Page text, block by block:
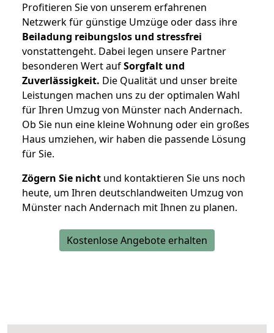
Profitieren Sie von unserem erfahrenen
Netzwerk für günstige Umzüge oder dass ihre
Beiladung reibungslos und stressfrei
vonstattengeht. Dabei legen unsere Partner
besonderen Wert aufSorgfalt und
Zuverlässigkeit. Die Qualität und unser breite
Leistungen machen uns zu der optimalen Wahl
für Ihren Umzug von Münster nach Andernach.
Ob Sie nun eine kleine Wohnung oder ein großes
Haus umziehen, wir haben die passende Lösung
für Sie.
Zögern Sie nicht und kontaktieren Sie uns noch
heute, um Ihren deutschlandweiten Umzug von
Münster nach Andernach mit Ihnen zu planen.
Kostenlose Angebote erhalten